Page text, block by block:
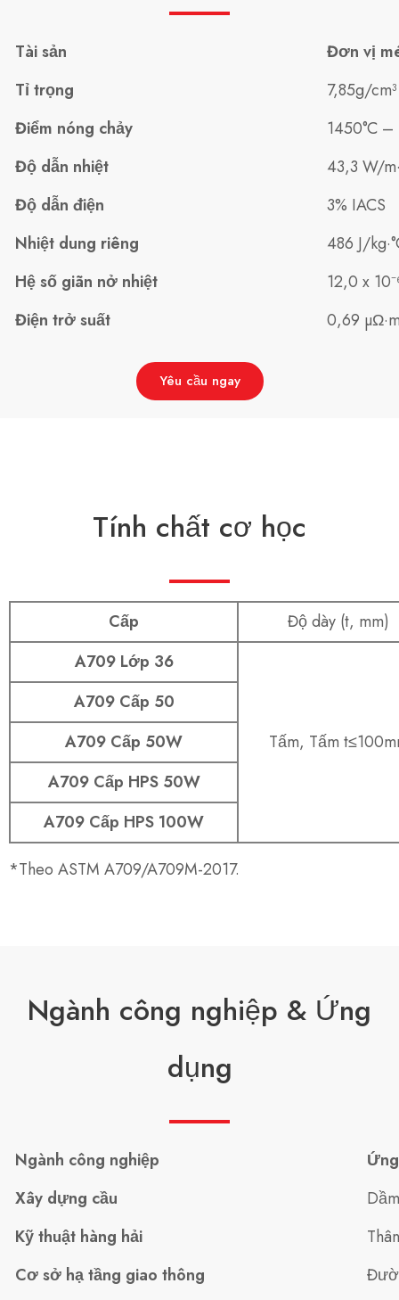
Tài sản
Đơn vị
Tỉ trọng
7,85g/cm³
Điểm nóng chảy
1450°C –
Độ dẫn nhiệt
43,3 W/
Độ dẫn điện
3% IACS
Nhiệt dung riêng
486 J/
Hệ số giãn nở nhiệt
12,0 x
Điện trở suất
0,69
Yêu cầu ngay
Tính chất cơ học
Cấp
Độ dày (t, mm)
A709 Lớp 36
Tấm, Tấm
A709 Cấp 50
A709 Cấp 50W
A709 Cấp HPS 50W
A709 Cấp HPS 100W
*Theo ASTM A709/A709M-2017.
Ngành công nghiệp & Ứng
dụng
Ngành công nghiệp
Xây dựng cầu
Kỹ thuật hàng hải
Cơ sở hạ tầng giao thông